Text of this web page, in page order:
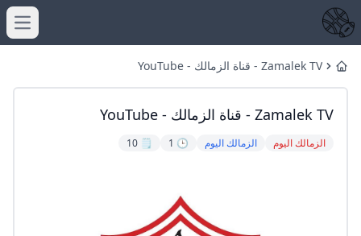
HomeZamalek TV - قناة الزمالك - YouTube
Zamalek TV - قناة الزمالك - YouTube
الزمالك اليوم الزمالك اليوم 🕒 1
🗒️ 10